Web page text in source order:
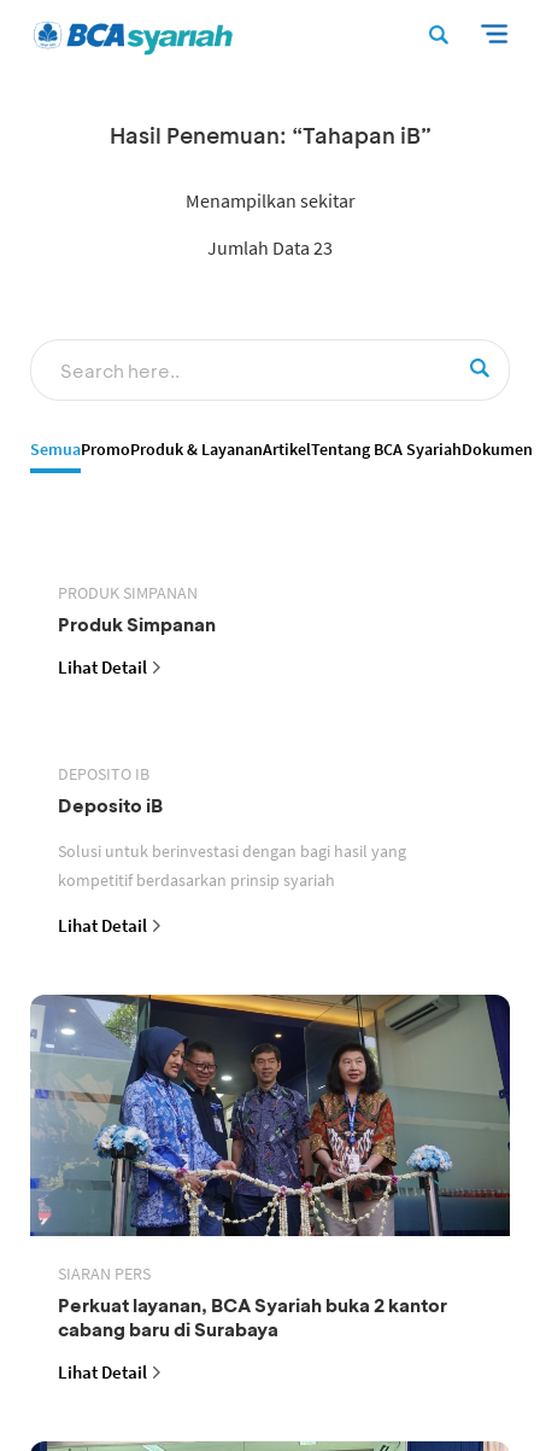
Hasil Penemuan: “Tahapan iB”
Menampilkan sekitar
Jumlah Data 23
SemuaPromoProduk & LayananArtikelTentang BCA SyariahDokumen
PRODUK SIMPANAN
Produk Simpanan
Lihat Detail
DEPOSITO IB
Deposito iB
Solusi untuk berinvestasi dengan bagi hasil yang
kompetitif berdasarkan prinsip syariah
Lihat Detail
SIARAN PERS
Perkuat layanan, BCA Syariah buka 2 kantor
cabang baru di Surabaya
Lihat Detail